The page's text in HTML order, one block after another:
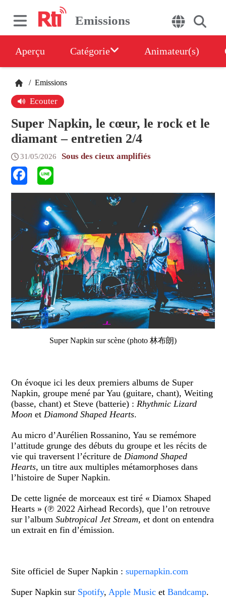
Emissions
Aperçu Catégorie Animateur(s)
/ Emissions
Ecouter
Super Napkin, le cœur, le rock et le
diamant – entretien 2/4
31/05/2026 Sous des cieux amplifiés
Super Napkin sur scène (photo 林布朗)
On évoque ici les deux premiers albums de Super
Napkin, groupe mené par Yau (guitare, chant), Weiting
(basse, chant) et Steve (batterie) :Rhythmic Lizard
Moon etDiamond Shaped Hearts.
Au micro d’Aurélien Rossanino, Yau se remémore
l’attitude grunge des débuts du groupe et les récits de
vie qui traversent l’écriture deDiamond Shaped
Hearts, un titre aux multiples métamorphoses dans
l’histoire de Super Napkin.
De cette lignée de morceaux est tiré « Diamox Shaped
Hearts » (℗ 2022 Airhead Records), que l’on retrouve
sur l’albumSubtropical Jet Stream, et dont on entendra
un extrait en fin d’émission.
Site officiel de Super Napkin :supernapkin.com
Super Napkin sur Spotify,Apple Music etBandcamp.